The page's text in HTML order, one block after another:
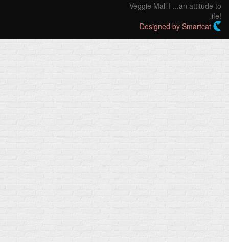
Veggie Mall I ...an attitude to
life!
Designed by Smartcat